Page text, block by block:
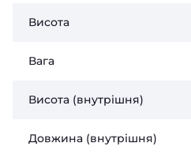
Висота
Вага
Висота (внутрішня)
Довжина (внутрішня)